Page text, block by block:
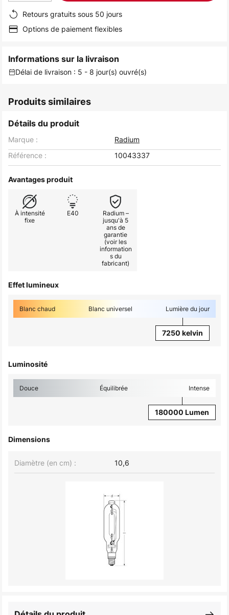
Retours gratuits sous 50 jours
Options de paiement flexibles
Informations sur la livraison
Délai de livraison : 5 - 8 jour(s) ouvré(s)
Produits similaires
Détails du produit
Marque :
Radium
Référence :
10043337
Avantages produit
À intensité
fixe
E40
Radium –
jusqu'à 5
ans de
garantie
(voir les
information
s du
fabricant)
Effet lumineux
Blanc chaud Blanc universel Lumière du jour
7250 kelvin
Luminosité
Douce Équilibrée Intense
180000 Lumen
Dimensions
Diamètre (en cm) : 10,6